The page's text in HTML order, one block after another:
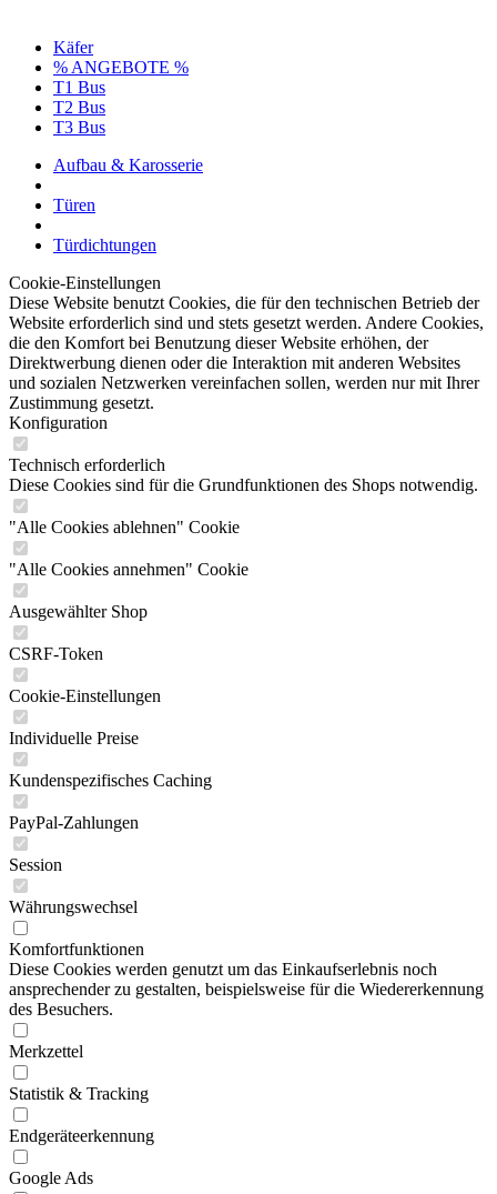
Käfer
% ANGEBOTE %
T1 Bus
T2 Bus
T3 Bus
Aufbau & Karosserie
Türen
Türdichtungen
Cookie-Einstellungen
Diese Website benutzt Cookies, die für den technischen Betrieb der
Website erforderlich sind und stets gesetzt werden. Andere Cookies,
die den Komfort bei Benutzung dieser Website erhöhen, der
Direktwerbung dienen oder die Interaktion mit anderen Websites
und sozialen Netzwerken vereinfachen sollen, werden nur mit Ihrer
Zustimmung gesetzt.
Konfiguration
Technisch erforderlich
Diese Cookies sind für die Grundfunktionen des Shops notwendig.
"Alle Cookies ablehnen" Cookie
"Alle Cookies annehmen" Cookie
Ausgewählter Shop
CSRF-Token
Cookie-Einstellungen
Individuelle Preise
Kundenspezifisches Caching
PayPal-Zahlungen
Session
Währungswechsel
Komfortfunktionen
Diese Cookies werden genutzt um das Einkaufserlebnis noch
ansprechender zu gestalten, beispielsweise für die Wiedererkennung
des Besuchers.
Merkzettel
Statistik & Tracking
Endgeräteerkennung
Google Ads